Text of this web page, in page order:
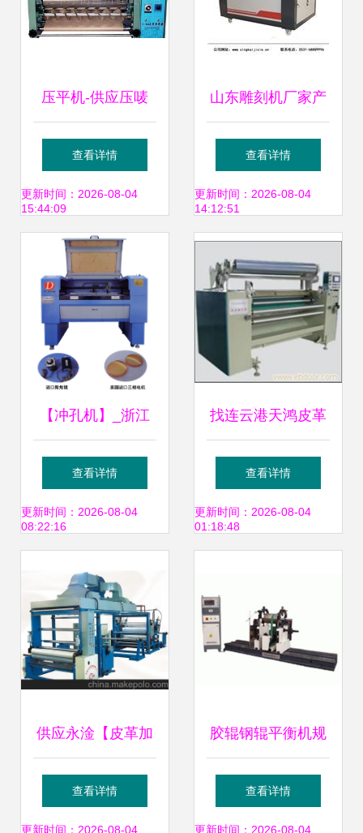
机械厂家 - 供应信
压平机-供应压唛
机-东莞市道滘曾氏
皮革机械加工店-东
莞市国际商贸平台
查看详情
更新时间：2026-08-04
15:44:09
山东雕刻机厂家产
品优 价格低 售后
贴心-济南星凯机械
设备提供山东雕刻
机厂家产品优 价格
低 售后贴心的相关
务、图片、价格工
艺品激光雕刻机、
山东自动送料激光
玻璃激光雕刻机、
刻机、济南汽车座
套切割机、皮革激
光切割机、
查看详情
更新时间：2026-08-04
14:12:51
【冲孔机】_浙江
宁波市冲孔机价格
_冲孔机批发_浙江
商-到搜了网冲孔机
产品频道
查看详情
更新时间：2026-08-04
08:22:16
找连云港天鸿皮革
机械的连云港人造
革起光机价格、图
_一比多产品库
查看详情
更新时间：2026-08-04
01:18:48
供应永淦【皮革加
工机械】人造革改
查看详情
更新时间：2026-08-04
胶辊钢辊平衡机规
格型号及价格 平衡
查看详情
更新时间：2026-08-04